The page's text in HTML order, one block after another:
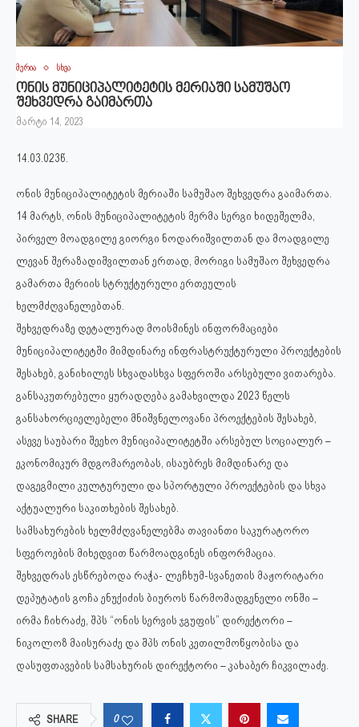
მერია სხვა
ონის მუნიციპალიტეტის მერიაში სამუშაო
შეხვედრა გაიმართა
მარტი 14, 2023
14.03.023წ.
ონის მუნიციპალიტეტის მერიაში სამუშაო შეხვედრა გაიმართა.
14 მარტს, ონის მუნიციპალიტეტის მერმა სერგი ხიდეშელმა,
პირველ მოადგილე გიორგი ნოდარიშვილთან და მოადგილე
ლევან შერაზადიშვილთან ერთად, მორიგი სამუშაო შეხვედრა
გამართა მერიის სტრუქტურული ერთეულის
ხელმძღვანელებთან.
შეხვედრაზე დეტალურად მოისმინეს ინფორმაციები
მუნიციპალიტეტში მიმდინარე ინფრასტრუქტურული პროექტების
შესახებ, განიხილეს სხვადასხვა სფეროში არსებული ვითარება.
განსაკუთრებული ყურადღება გამახვილდა 2023 წელს
განსახორციელებელი მნიშვნელოვანი პროექტების შესახებ,
ასევე საუბარი შეეხო მუნიციპალიტეტში არსებულ სოციალურ –
ეკონომიკურ მდგომარეობას, ისაუბრეს მიმდინარე და
დაგეგმილი კულტურული და სპორტული პროექტების და სხვა
აქტუალური საკითხების შესახებ.
სამსახურების ხელმძღვანელებმა თავიანთი საკურატორო
სფეროების მიხედვით წარმოადგინეს ინფორმაცია.
შეხვედრას ესწრებოდა რაჭა- ლეჩხუმ-სვანეთის მაჟორიტარი
დეპუტატის გოჩა ენუქიძის ბიუროს წარმომადგენელი ონში –
ირმა ჩიხრაძე, შპს “ონის სერვის ჯგუფის” დირექტორი –
ნიკოლოზ მაისურაძე და შპს ონის კეთილმოწყობისა და
დასუფთავების სამსახურის დირექტორი – კახაბერ ჩიკვილაძე.
SHARE 0